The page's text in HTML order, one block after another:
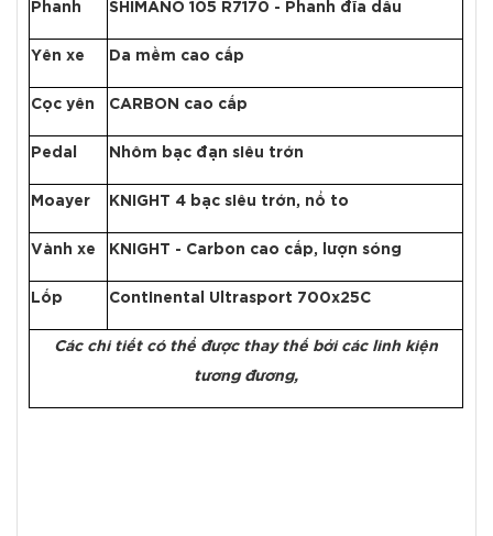
Phanh SHIMANO 105 R7170 - Phanh đĩa dầu
Yên xe Da mềm cao cấp
Cọc yên CARBON cao cấp
Pedal Nhôm bạc đạn siêu trớn
Moayer KNIGHT 4 bạc siêu trớn, nổ to
Vành xe KNIGHT - Carbon cao cấp, lượn sóng
Lốp Continental Ultrasport 700x25C
Các chi tiết có thể được thay thế bởi các linh kiện
tương đương,